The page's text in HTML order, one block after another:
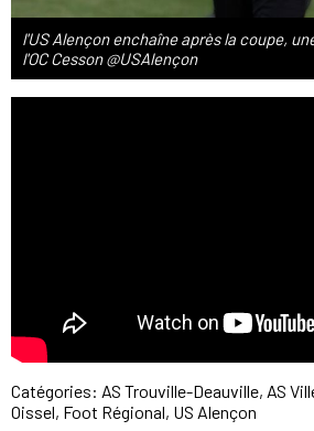
l'US Alençon enchaîne après la coupe,
l'OC Cesson @USAlençon
Catégories: AS Trouville-Deauville, AS
Oissel, Foot Régional, US Alençon